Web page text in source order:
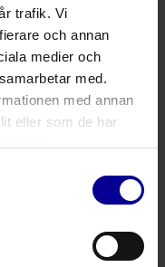
trafik. Vi
och annan
medier och
med.
med annan
eller som de har
skador
återhämtningen
Storlek
92 – 97 cm
97 – 112 cm